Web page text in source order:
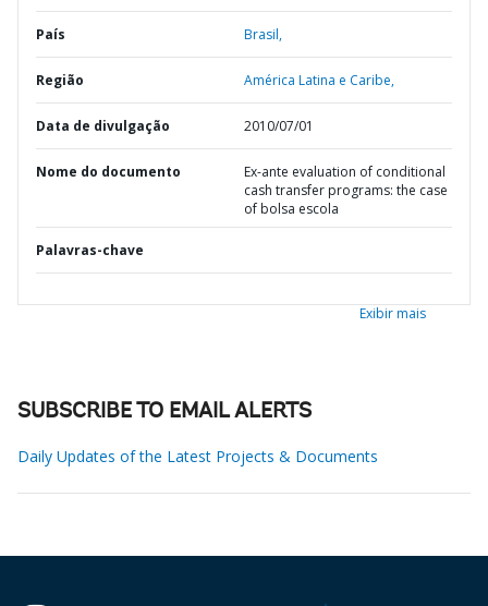
País Brasil,
Região América Latina e Caribe,
Data de divulgação 2010/07/01
Nome do documento
Ex-ante evaluation of conditional
cash transfer programs: the case
of bolsa escola
Palavras-chave
Exibir mais
SUBSCRIBE TO EMAIL ALERTS
Daily Updates of the Latest Projects & Documents